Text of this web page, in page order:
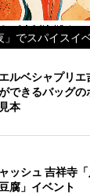
」でスパイス
エルベシャプリ
できるバッグ
本
ッシュ 吉祥寺
腐」イベント